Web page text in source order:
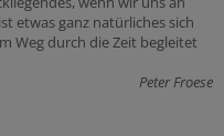
etwas ganz natürliches sich
Weg durch die Zeit begleitet
Peter Froese